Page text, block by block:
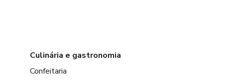
Culinária e gastronomia
Confeitaria